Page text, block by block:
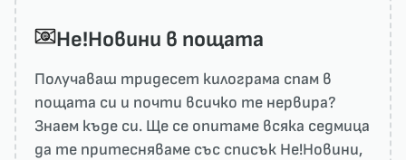
He!Новини в пощата
Получаваш тридесет килограма спам в
пощата си и почти всичко те нервира?
Знаем къде си. Ще се опитаме всяка седмица
да те притесняваме със списък He!Новини,